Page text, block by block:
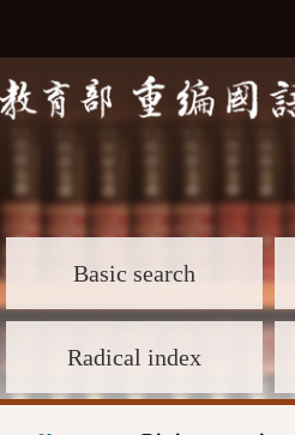
Basic search
Radical index